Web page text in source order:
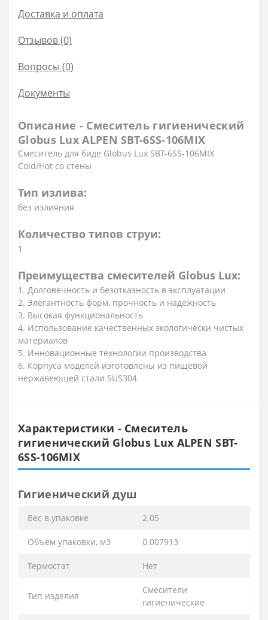
Доставка и оплата
Отзывов (0)
Вопросы (0)
Документы
Описание - Смеситель гигиенический
Globus Lux ALPEN SBT-6SS-106MIX
Смеситель для биде Globus Lux SBT-6SS-106MIX
Cold/Hot со стены
Тип излива:
без излияния
Количество типов струи:
1
Преимущества смесителей Globus Lux:
1. Долговечность и безотказность в эксплуатации
2. Элегантность форм, прочность и надежность
3. Высокая функциональность
4. Использование качественных экологически чистых
материалов
5. Инновационные технологии производства
6. Корпуса моделей изготовлены из пищевой
нержавеющей стали SUS304
Характеристики - Смеситель
гигиенический Globus Lux ALPEN SBT-
6SS-106MIX
Гигиенический душ
Вес в упаковке 2.05
Объём упаковки, м3 0.007913
Термостат Нет
Тип изделия
Смесители
гигиенические